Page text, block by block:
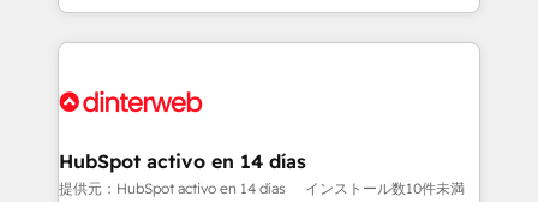
relationships with customers - Make better
decisions with data - Find a new voice and reach
investment
growth. We modernise platforms, streamline
operations that are causing inefficiencies, improve
supercharge revenue operations Key services: • CRM
Transformation / Web Development • RevOps &
Sales Consulting • Marketing Automation What
HubSpot activo en 14 días
提供元：HubSpot activo en 14 días インストール数10件未満